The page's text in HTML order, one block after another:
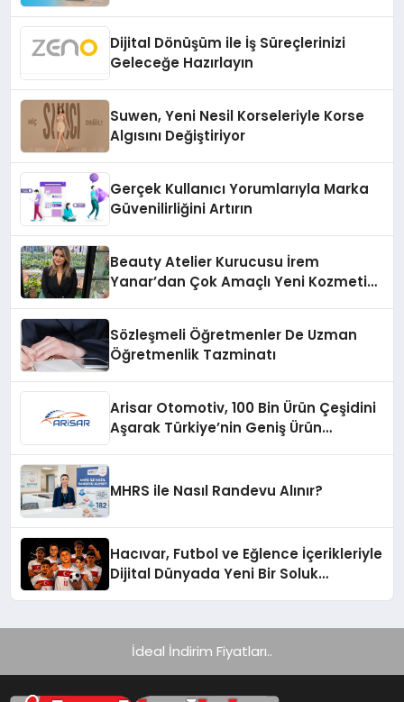
Dijital Dönüşüm ile İş Süreçlerinizi
Geleceğe Hazırlayın
Suwen, Yeni Nesil Korseleriyle Korse
Algısını Değiştiriyor
Gerçek Kullanıcı Yorumlarıyla Marka
Güvenilirliğini Artırın
Beauty Atelier Kurucusu İrem
Yanar’dan Çok Amaçlı Yeni Kozmetik
Sözleşmeli Öğretmenler De Uzman
Öğretmenlik Tazminatı
Arisar Otomotiv, 100 Bin Ürün Çeşidini
Aşarak Türkiye’nin Geniş Ürün
MHRS ile Nasıl Randevu Alınır?
Hacıvar, Futbol ve Eğlence İçerikleriyle
Dijital Dünyada Yeni Bir Soluk
İdeal İndirim Fiyatları..